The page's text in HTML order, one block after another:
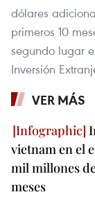
dólares
primeros 10
segundo lugar
Inversión
VER MÁS
vietnam en el
mil millones
meses